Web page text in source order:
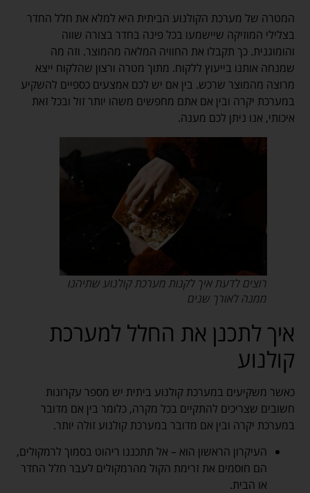
המטרה של מערכת הקולנוע הביתית היא למלא את חלל החדר
בצלילי המוזיקה שיישמעו בכל פינה בחדר בצורה שווה
והומוגנית. כך תקבלו את החוויה המלאה מהמוצר. וזה מה
שמנחה אותנו בייעוץ ללקוח. מתוך מטרה ורצון שהלקוח ייצא
מרוצה מהמוצר שרכש. בין אם יש לכם אמצעים כספיים להשקיע
במערכת יקרה ובין אם אתם מחפשים משהו יותר זול ובכל זאת
איכותי, אנו ניתן לכם מענה.
רוצים לדעת איך לקנות מערכת קולנוע שתיהנו
ממנה לאורך שנים
איך לתכנן את החלל למערכת
קולנוע
כאשר משקיעים במערכת קולנוע ביתית יש מספר עקרונות
חשובים שצריכים להתקיים בכל מקרה, כלומר בין אם מדובר
במערכת יקרה ובין אם מדובר במערכת קולנוע זולה יותר.
העיקרון הראשון הוא – אל תתכננו ריהוט בסמוך לרמקולים,
הם חוסמים את זרימת הקול מהרמקולים לעבר חלל החדר
או הבית.